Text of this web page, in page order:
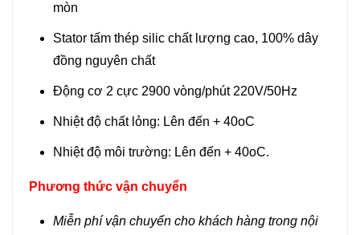
mòn
Stator tấm thép silic chất lượng cao, 100% dây
đồng nguyên chất
Động cơ 2 cực 2900 vòng/phút 220V/50Hz
Nhiệt độ chất lỏng: Lên đến + 40oC
Nhiệt độ môi trường: Lên đến + 40oC.
Phương thức vận chuyển
Miễn phí vận chuyển cho khách hàng trong nội